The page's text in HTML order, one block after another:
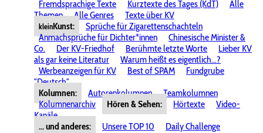
Fremdsprachige Texte
Kurztexte des Tages (KdT)
Alle
Themen
Alle Genres Texte über KV
kleinKunst:
Sprüche für Zigarettenschachteln
Anmachsprüche für Dichter*innen
Chinesische Minister &
Co.
Der KV-Friedhof Berühmte letzte Worte
Lieber KV
als gar keine Literatur
Warum heißt es eigentlich...?
Werbeanzeigen für KV
Best of SPAM
Fundgrube
"Deutsch"
Kolumnen:
Autorenkolumnen
Teamkolumnen
Kolumnenarchiv
Hören & Sehen: Hörtexte
Video-
Kanäle
... und anderes:
Unsere TOP 10
Daily Challenge